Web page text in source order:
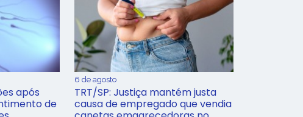
após
de
6 de agosto
TRT/SP: Justiça mantém justa
causa de empregado que vendia